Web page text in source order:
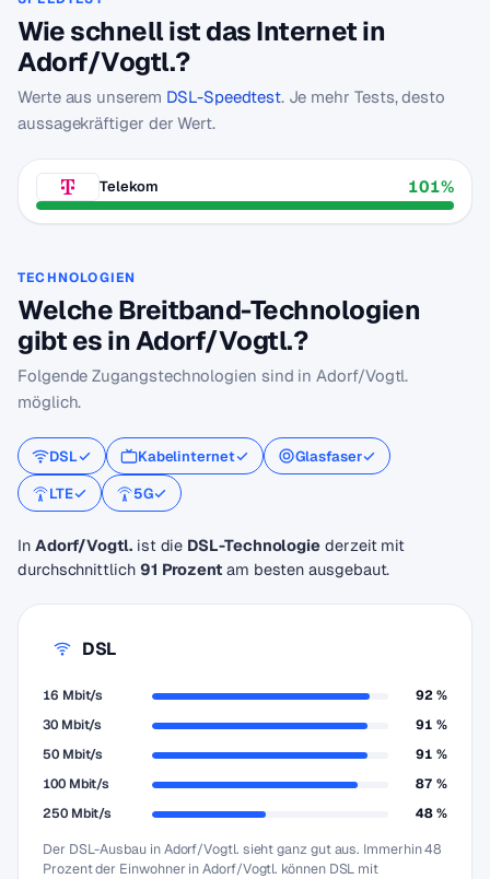
Wie schnell ist das Internet in
Adorf/Vogtl.?
Werte aus unserem DSL-Speedtest. Je mehr Tests, desto
aussagekräftiger der Wert.
Telekom 101%
TECHNOLOGIEN
Welche Breitband-Technologien
gibt es in Adorf/Vogtl.?
Folgende Zugangstechnologien sind in Adorf/Vogtl.
möglich.
DSL Kabelinternet
Glasfaser
LTE
5G
In Adorf/Vogtl.ist die DSL-Technologie derzeit mit
durchschnittlich 91 Prozentam besten ausgebaut.
DSL
16 Mbit/s
92 %
30 Mbit/s
91 %
50 Mbit/s
91 %
100 Mbit/s
87 %
250 Mbit/s
48 %
Der DSL-Ausbau in Adorf/Vogtl. sieht ganz gut aus. Immerhin 48
Prozent der Einwohner in Adorf/Vogtl. können DSL mit